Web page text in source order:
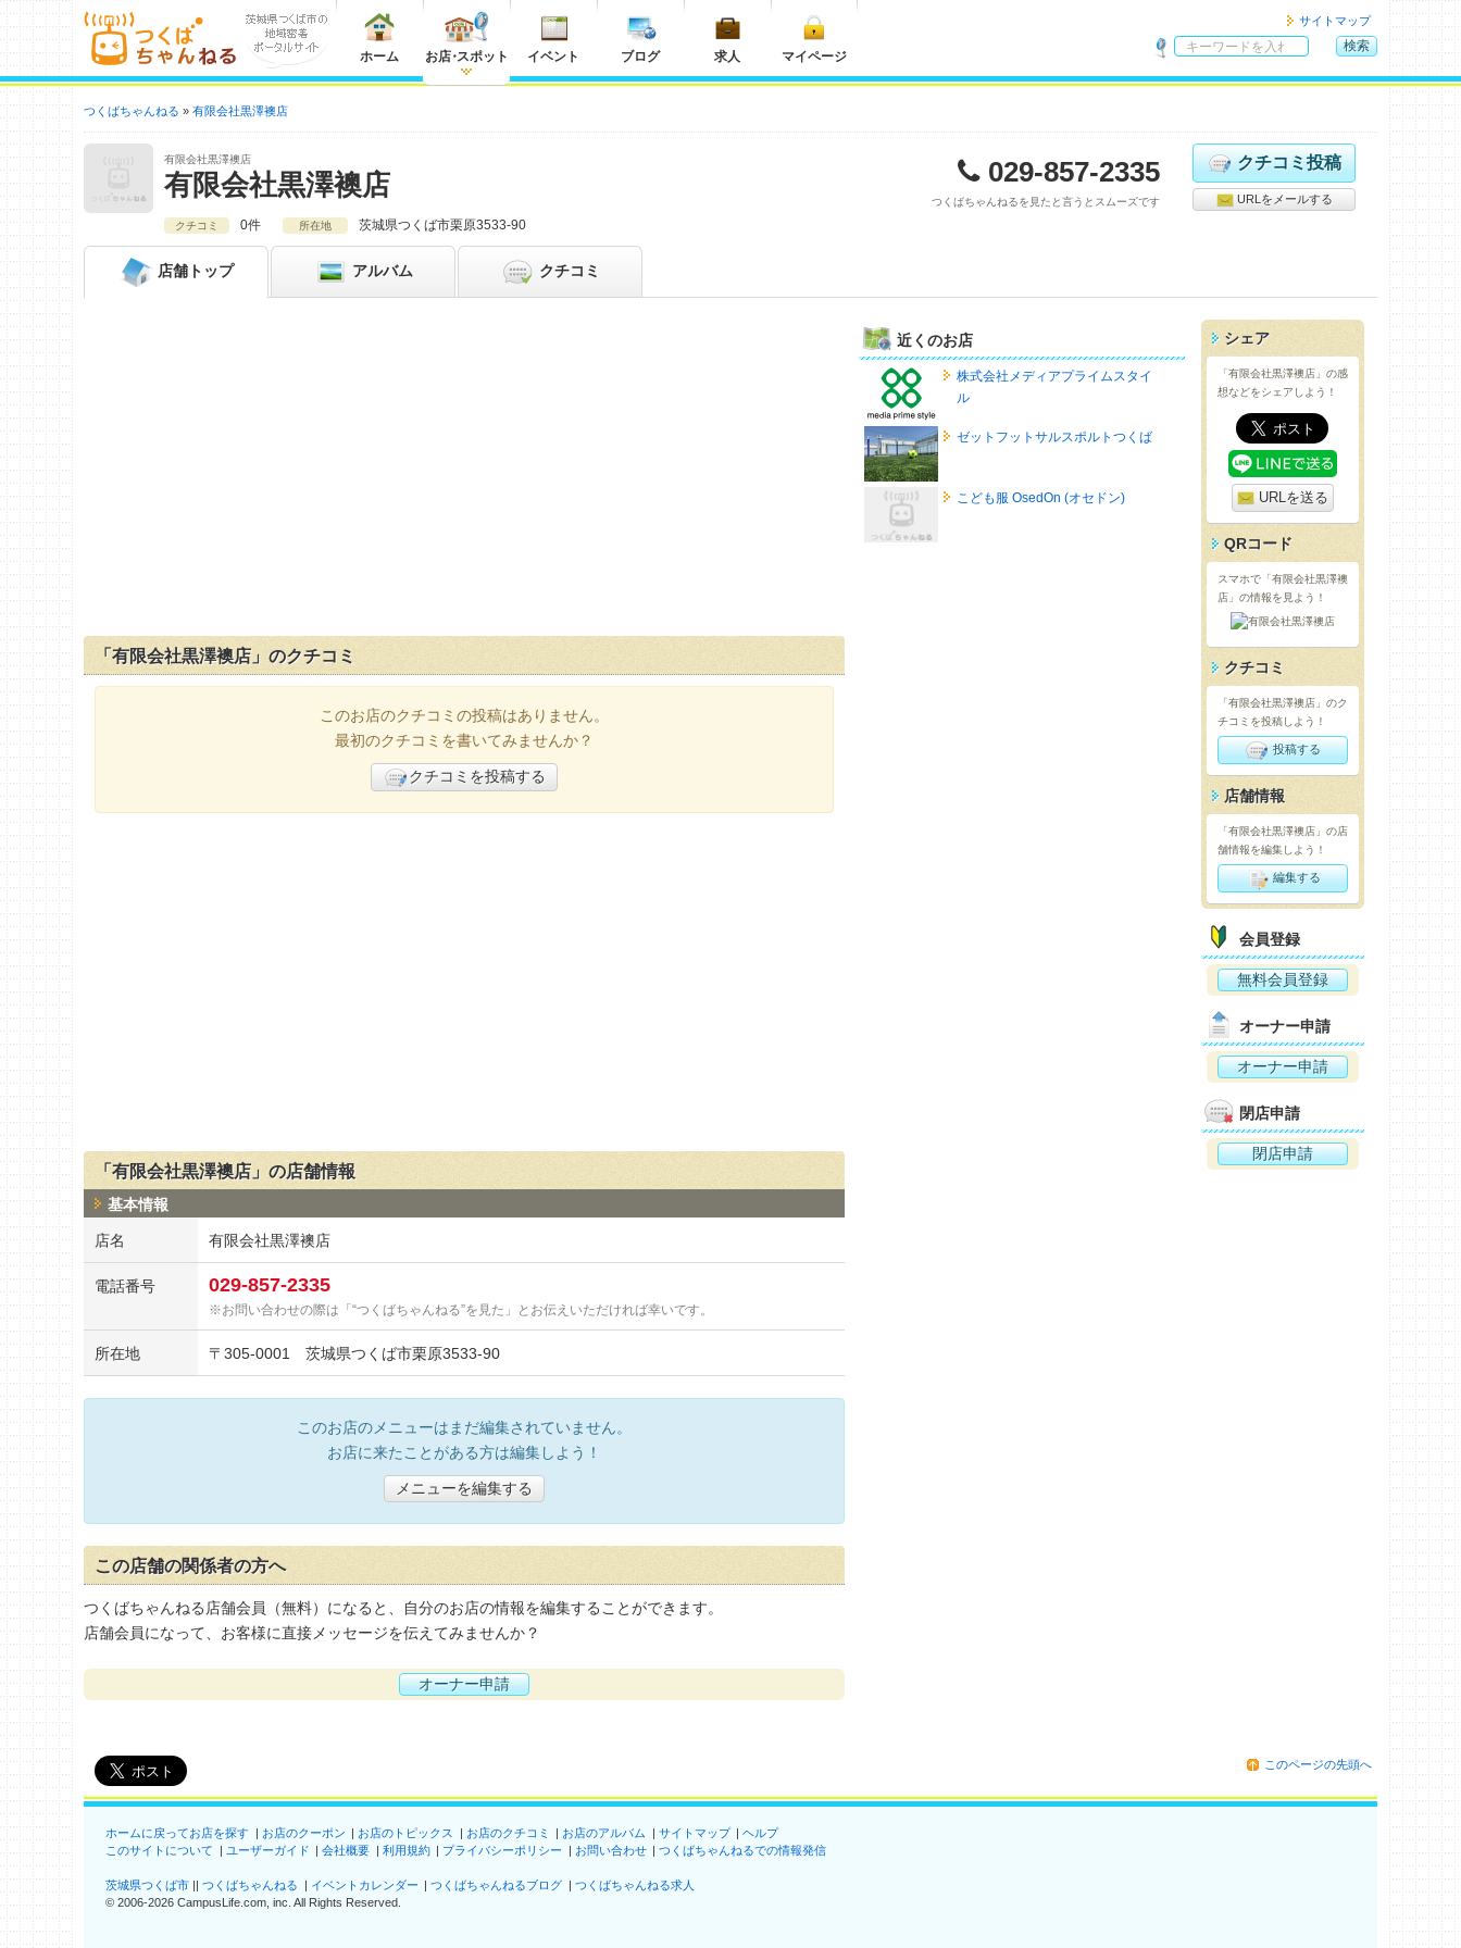
ホーム お店・スポット イベント ブログ 求人 マイページ
サイトマップ
内
索
検索
つくばちゃんねる 有限会社黒澤襖店
有限会社黒澤襖店
有限会社黒澤襖店 029-857-2335
つくばちゃんねるを見たと言うとスムーズです
クチコミ投稿
URLをメールする
クチコミ 0件 所在地 茨城県つくば市栗原3533-90
店舗 トップ アルバム クチコミ
「有限会社黒澤襖店」のクチコミ
このお店のクチコミの投稿はありません。
最初のクチコミを書いてみませんか？
クチコミを投稿する
「有限会社黒澤襖店」の店舗情報
基本情報
店名 有限会社黒澤襖店
電話番号 029-857-2335
お問い合わせの際は「“つくばちゃんねる”を見た」とお伝えいただければ幸いです。
所在地 〒 305-0001 茨城県つくば市栗原3533-90
このお店のメニューはまだ編集されていません。
お店に来たことがある方は編集しよう！
メニューを編集する
この店舗の関係者の方へ
つくばちゃんねる店舗会員（無料）になると、自分のお店の情報を編集することができます。
店舗会員になって、お客様に直接メッセージを伝えてみませんか？
オーナー申請
近くのお店
株式会社メディアプライムスタイ
ル
ゼットフットサルスポルトつくば
こども服 OsedOn (オセドン)
シェア
「有限会社黒澤襖店」の感
想などをシェアしよう！
URLを送る
QRコード
スマホで「有限会社黒澤襖
店」の情報を見よう！
クチコミ
「有限会社黒澤襖店」のク
チコミを投稿しよう！
投稿する
店舗情報
「有限会社黒澤襖店」の店
舗情報を編集しよう！
編集する
会員登録
無料会員登録
オーナー申請
オーナー申請
閉店申請
閉店申請
このページの先頭へ
ホームに戻ってお店を探す お店のクーポン お店のトピックス お店のクチコミ お店のアルバム サイトマップ
ヘルプ
このサイトについて
ユーザーガイド 会社概要 利用規約 プライバシーポリシー お問い合わせ つくばちゃんねるでの情報発信
茨城県つくば市 つくばちゃんねる イベントカレンダー つくばちゃんねるブログ
つくばちゃんねる求人
© 2006-2026 CampusLife.com, inc. All Rights Reserved